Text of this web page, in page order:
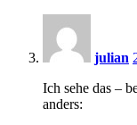
julian
Ich sehe das –
anders: